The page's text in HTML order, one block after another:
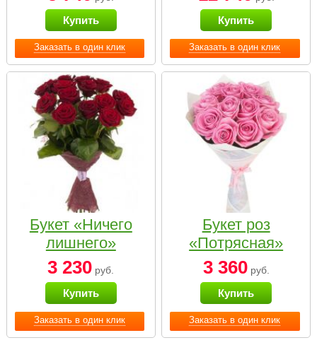
Заказать в один клик
пожеланиями»
Купить
Заказать в один клик
Купить
Заказать в один клик
Букет «Ничего
лишнего»
3 230 руб.
Купить
Заказать в один клик
Букет роз
«Потрясная»
3 360руб.
Купить